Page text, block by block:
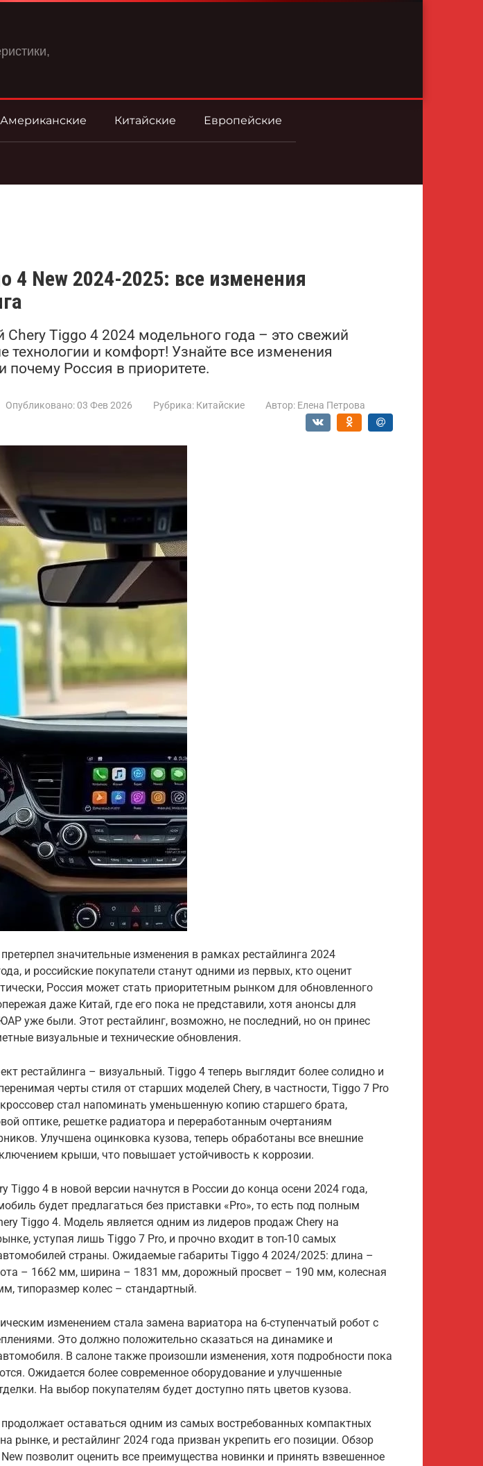
Американские Китайские Европейские
4 New 2024-2025: все изменения
Tiggo 4 2024 модельного года – это свежий
технологии и комфорт! Узнайте все изменения
почему Россия в приоритете.
Опубликовано: 03 Фев 2026 Рубрика: Китайские Автор: Елена Петрова
значительные изменения в рамках рестайлинга 2024
и российские покупатели станут одними из первых, кто оценит
Россия может стать приоритетным рынком для обновленного
даже Китай, где его пока не представили, хотя анонсы для
уже были. Этот рестайлинг, возможно, не последний, но он принес
визуальные и технические обновления.
рестайлинга – визуальный. Tiggo 4 теперь выглядит более солидно и
черты стиля от старших моделей Chery, в частности, Tiggo 7 Pro
стал напоминать уменьшенную копию старшего брата,
оптике, решетке радиатора и переработанным очертаниям
Улучшена оцинковка кузова, теперь обработаны все внешние
крыши, что повышает устойчивость к коррозии.
Tiggo 4 в новой версии начнутся в России до конца осени 2024 года,
будет предлагаться без приставки «Pro», то есть под полным
Tiggo 4. Модель является одним из лидеров продаж Chery на
уступая лишь Tiggo 7 Pro, и прочно входит в топ-10 самых
страны. Ожидаемые габариты Tiggo 4 2024/2025: длина –
– 1662 мм, ширина – 1831 мм, дорожный просвет – 190 мм, колесная
типоразмер колес – стандартный.
изменением стала замена вариатора на 6-ступенчатый робот с
Это должно положительно сказаться на динамике и
В салоне также произошли изменения, хотя подробности пока
Ожидается более современное оборудование и улучшенные
На выбор покупателям будет доступно пять цветов кузова.
продолжает оставаться одним из самых востребованных компактных
рынке, и рестайлинг 2024 года призван укрепить его позиции. Обзор
позволит оценить все преимущества новинки и принять взвешенное